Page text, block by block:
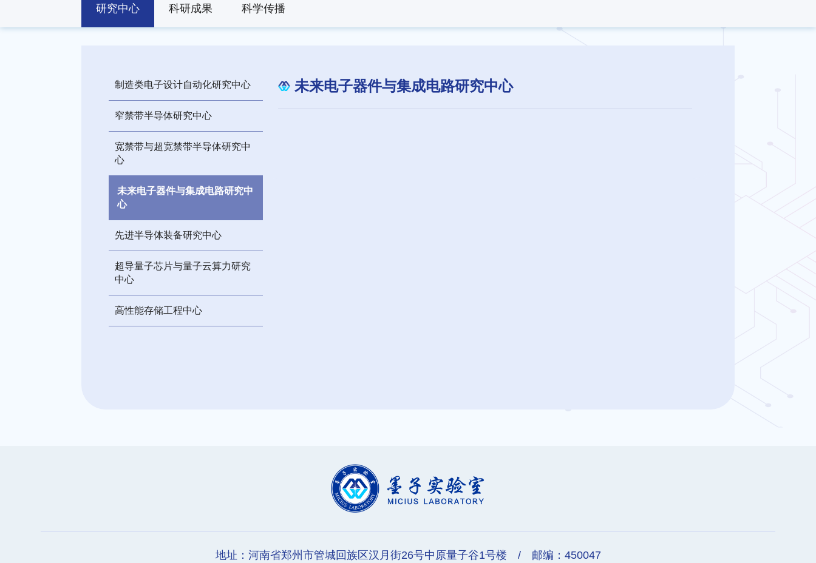
研究中心 科研成果 科学传播
制造类电子设计自动化研究中心
窄禁带半导体研究中心
宽禁带与超宽禁带半导体研究中
心
未来电子器件与集成电路研究中
心
先进半导体装备研究中心
超导量子芯片与量子云算力研究
中心
高性能存储工程中心
未来电子器件与集成电路研究中心
地址：河南省郑州市管城回族区汉月街26号中原量子谷1号楼 / 邮编：450047